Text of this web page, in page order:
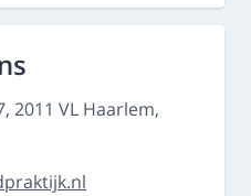
2011 VL Haarlem,